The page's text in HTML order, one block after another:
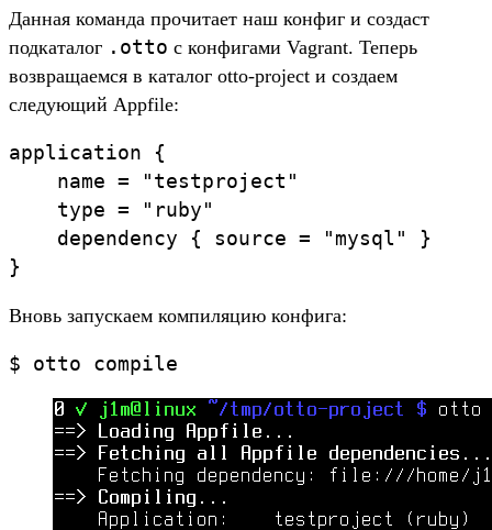
Данная команда прочитает наш конфиг и создаст
подкаталог .otto с конфигами Vagrant. Теперь
возвращаемся в каталог otto-project и создаем
следующий Appfile:
application {
    name = "testproject"
    type = "ruby"
    dependency { source = "mysql" }
}
Вновь запускаем компиляцию конфига:
$ otto compile